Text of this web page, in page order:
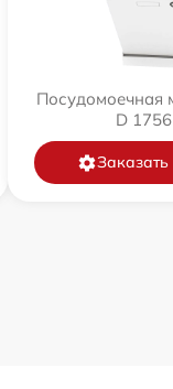
Посудомоечная
D
Заказать